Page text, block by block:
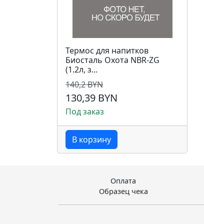
Термос для напитков
Биосталь Охота NBR-ZG
(1.2л, з...
140,2 BYN
130,39 BYN
Под заказ
В корзину
Оплата
Образец чека